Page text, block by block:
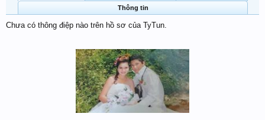
Thông tin
Chưa có thông điệp nào trên hồ sơ của TyTun.